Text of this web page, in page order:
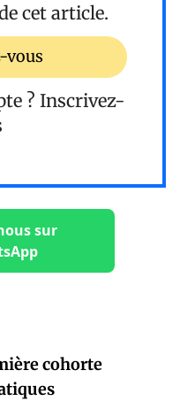
cet article.
vous
? Inscrivez-
sur
cohorte